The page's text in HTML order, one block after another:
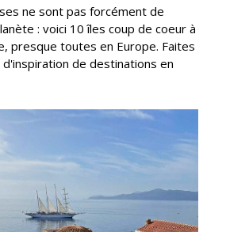
ne sont pas forcément de
: voici 10 îles coup de coeur à
presque toutes en Europe. Faites
de destinations en